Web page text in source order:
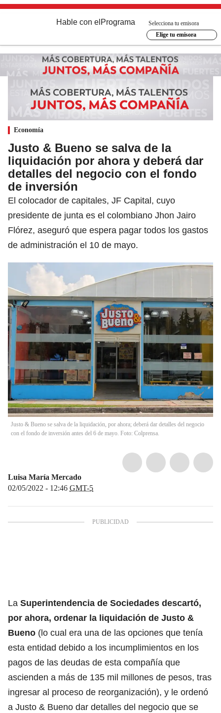
Hable con el Programa
Selecciona tu emisora
Elige tu emisora
Economía
Justo & Bueno se salva de la
liquidación por ahora y deberá dar
detalles del negocio con el fondo
de inversión
El colocador de capitales, JF Capital, cuyo
presidente de junta es el colombiano Jhon Jairo
Flórez, aseguró que espera pagar todos los gastos
de administración el 10 de mayo.
Justo & Bueno se salva de la liquidación, por ahora; deberá dar detalles del negocio
con el fondo de inversión antes del 6 de mayo. Foto: Colprensa.
Luisa María Mercado
02/05/2022 - 12:46 GMT-5
La Superintendencia de Sociedades descartó,
por ahora, ordenar la liquidación de Justo &
Bueno (lo cual era una de las opciones que tenía
esta entidad debido a los incumplimientos en los
pagos de las deudas de esta compañía que
ascienden a más de 135 mil millones de pesos, tras
ingresar al proceso de reorganización), y le ordenó
a Justo & Bueno dar detalles del negocio que se